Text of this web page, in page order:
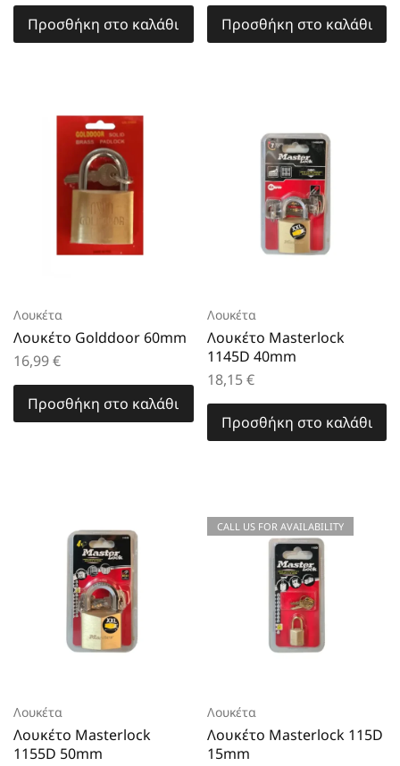
Προσθήκη στο καλάθι Προσθήκη στο καλάθι
Λουκέτα
Λουκέτο Golddoor 60mm
16,99€
Προσθήκη στο καλάθι
Λουκέτα
Λουκέτο Masterlock
1145D 40mm
18,15€
Προσθήκη στο καλάθι
Λουκέτα
Λουκέτο Masterlock
1155D 50mm
CALL US FOR AVAILABILITY
Λουκέτα
Λουκέτο Masterlock 115D
15mm